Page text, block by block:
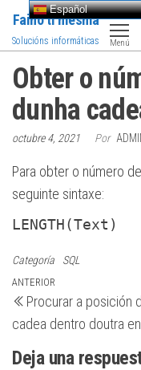
Saltar
contenido
Faino ti mesma
Solucións informáticas Menú
Obter o
dunha
octubre 4, 2021 Por
Para obter o número
seguinte sintaxe:
LENGTH(Text)
Categoría SQL
Navegación
de
Entrada
anterior
ANTERIOR
Procurar a posición
cadea dentro doutra en
Deja una
Español